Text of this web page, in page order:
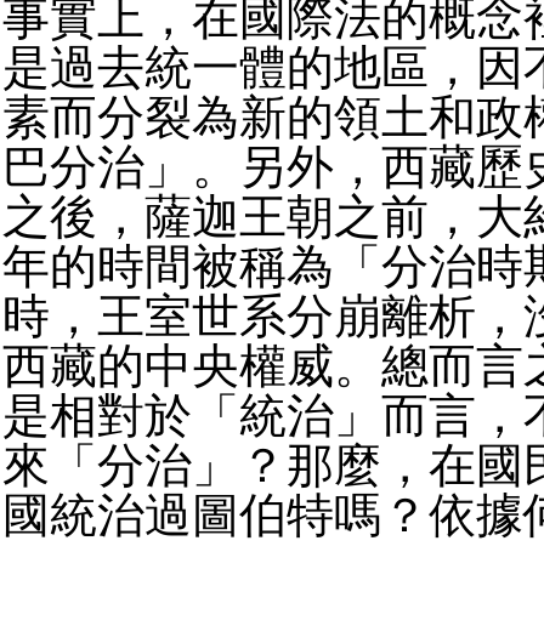
事實上，在國際法的概念
是過去統一體的地區，因
素而分裂為新的領土和政
巴分治」。另外，西藏歷
之後，薩迦王朝之前，大
年的時間被稱為「分治時
時，王室世系分崩離析，
西藏的中央權威。總而言
是相對於「統治」而言，
來「分治」？那麼，在國
國統治過圖伯特嗎？依據